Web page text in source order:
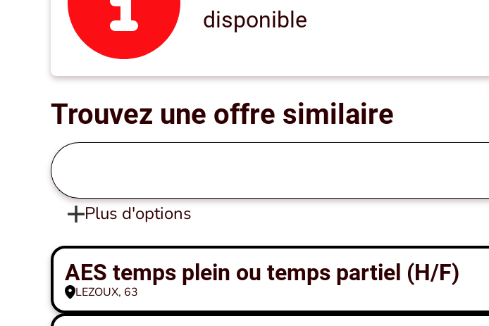
disponible
Trouvez une offre similaire
Plus d'options
AES temps plein ou temps partiel (H/F)
LEZOUX, 63